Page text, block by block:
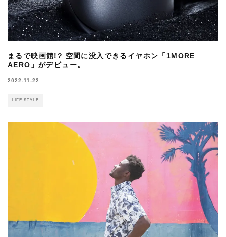
まるで映画館!? 空間に没入できるイヤホン「1MORE
AERO」がデビュー。
2022-11-22
LIFE STYLE